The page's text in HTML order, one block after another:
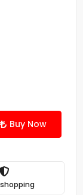
Buy Now